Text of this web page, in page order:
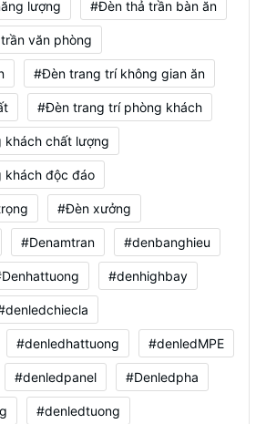
lượng #Đèn thả trần bàn ăn
văn phòng
#Đèn trang trí không gian ăn
#Đèn trang trí phòng khách
chất lượng
khách độc đáo
#Đèn xưởng
#Denamtran #denbanghieu
#denhighbay
#denledhattuong #denledMPE
#denledpanel #Denledpha
#denledtuong